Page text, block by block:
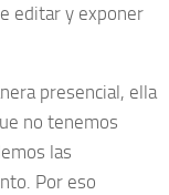
editar y exponer
presencial, ella
no tenemos
las
Por eso